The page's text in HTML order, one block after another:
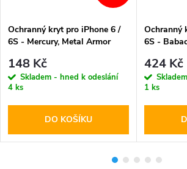
Ochranný kryt pro iPhone 6 /
6S - Mercury, Metal Armor
148 Kč
Skladem - hned k odeslání
4 ks
DO KOŠÍKU
Ochranný
6S -
424 Kč
1 ks